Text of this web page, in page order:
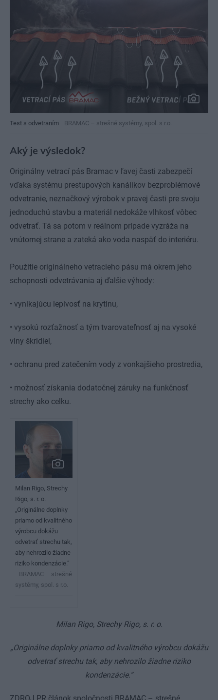
Test s odvetraním BRAMAC – strešné systémy, spol. s r.o.
Aký je výsledok?
Originálny vetrací pás Bramac v ľavej časti zabezpečí
vďaka systému prestupových kanálikov bezproblémové
odvetranie, neznačkový výrobok v pravej časti pre svoju
jednoduchú stavbu a materiál nedokáže vlhkosť vôbec
odvetrať. Tá sa potom v reálnom prípade vyzráža na
vnútornej strane a zateká ako voda naspäť do interiéru.
Použitie originálneho vetracieho pásu má okrem jeho
schopnosti odvetrávania aj ďalšie výhody:
• vynikajúcu lepivosť na krytinu,
• vysokú rozťažnosť a tým tvarovateľnosť aj na vysoké
vlny škridiel,
• ochranu pred zatečením vody z vonkajšieho prostredia,
• možnosť získania dodatočnej záruky na funkčnosť
strechy ako celku.
Milan Rigo, Strechy
Rigo, s. r. o.
„Originálne doplnky
priamo od kvalitného
výrobcu dokážu
odvetrať strechu tak,
aby nehrozilo žiadne
riziko kondenzácie.”
BRAMAC – strešné
systémy, spol. s r.o.
Milan Rigo, Strechy Rigo, s. r. o.
„Originálne doplnky priamo od kvalitného výrobcu dokážu
odvetrať strechu tak, aby nehrozilo žiadne riziko
kondenzácie.”